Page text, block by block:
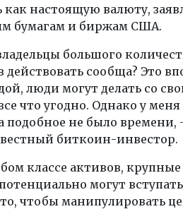
настоящую валюту,
бумагам и биржам США.
большого
действовать сообща? Это
люди могут делать со
что угодно. Однако у
подобное не было времени,
биткоин-инвестор.
классе активов, крупные
могут
чтобы манипулировать